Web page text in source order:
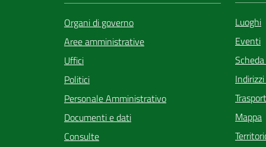
Organi di governo
Aree amministrative
Uffici
Politici
Personale Amministrativo
Documenti e dati
Consulte
Luoghi
Eventi
Mappa